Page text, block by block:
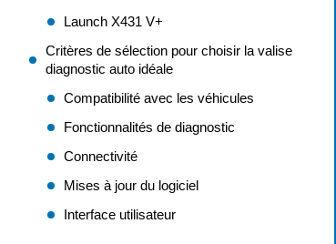
Launch X431 V+
Critères de sélection pour choisir la valise
diagnostic auto idéale
Compatibilité avec les véhicules
Fonctionnalités de diagnostic
Connectivité
Mises à jour du logiciel
Interface utilisateur